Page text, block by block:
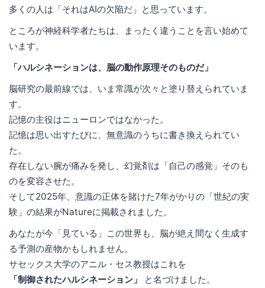
多くの人は「それはAIの欠陥だ」と思っています。
ところが神経科学者たちは、まったく違うことを言い始めて
います。
「ハルシネーションは、脳の動作原理そのものだ」
脳研究の最前線では、いま常識が次々と塗り替えられていま
す。
記憶の主役はニューロンではなかった。
記憶は思い出すたびに、無意識のうちに書き換えられてい
た。
存在しない腕が痛みを発し、幻覚剤は「自己の感覚」そのも
のを変容させた。
そして2025年、意識の正体を賭けた7年がかりの「世紀の実
験」の結果がNatureに掲載されました。
あなたが今「見ている」この世界も、脳が絶え間なく生成す
る予測の産物かもしれません。
サセックス大学のアニル・セス教授はこれを
「制御されたハルシネーション」
と名づけました。